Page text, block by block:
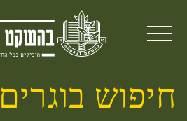
חיפוש בוגרים